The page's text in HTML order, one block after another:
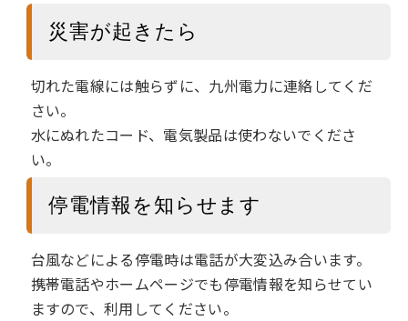
災害が起きたら
切れた電線には触らずに、九州電力に連絡してくだ
さい。
水にぬれたコード、電気製品は使わないでくださ
い。
停電情報を知らせます
台風などによる停電時は電話が大変込み合います。
携帯電話やホームページでも停電情報を知らせてい
ますので、利用してください。